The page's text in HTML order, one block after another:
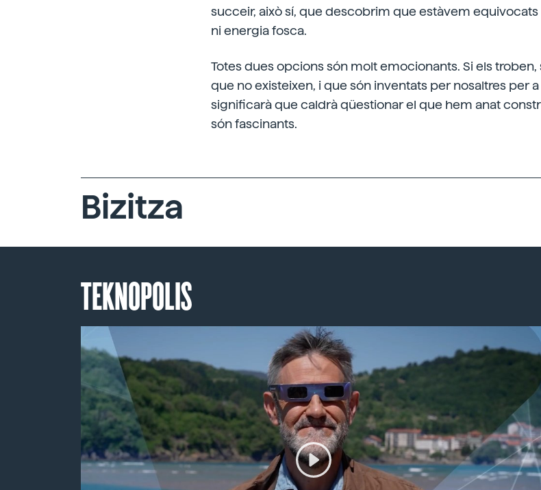
succeir, això sí, que descobrim que estàvem
ni energia fosca.
Totes dues opcions són molt emocionants. Si els
que no existeixen, i que són inventats per nosaltres per
significarà que caldrà qüestionar el que hem anat
són fascinants.
Bizitza
TEKNOPOLIS